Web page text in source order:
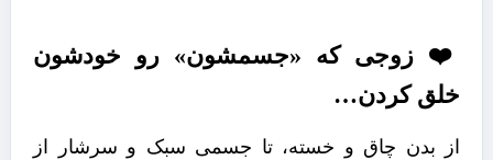
❤️ زوجی که «جسمشون» رو خودشون
خلق کردن…
از بدن چاق و خسته، تا جسمی سبک و سرشار از